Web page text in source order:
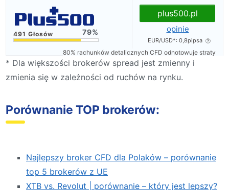
79
plus500.pl
opinie
EUR/USD*: 0,8pipsa
80% rachunków detalicznych CFD odnotowuje straty
* Dla większości brokerów spread jest zmienny i
zmienia się w zależności od ruchów na rynku.
Porównanie TOP brokerów:
Najlepszy broker CFD dla Polaków – porównanie
top 5 brokerów z UE
XTB vs. Revolut | porównanie – który jest lepszy?